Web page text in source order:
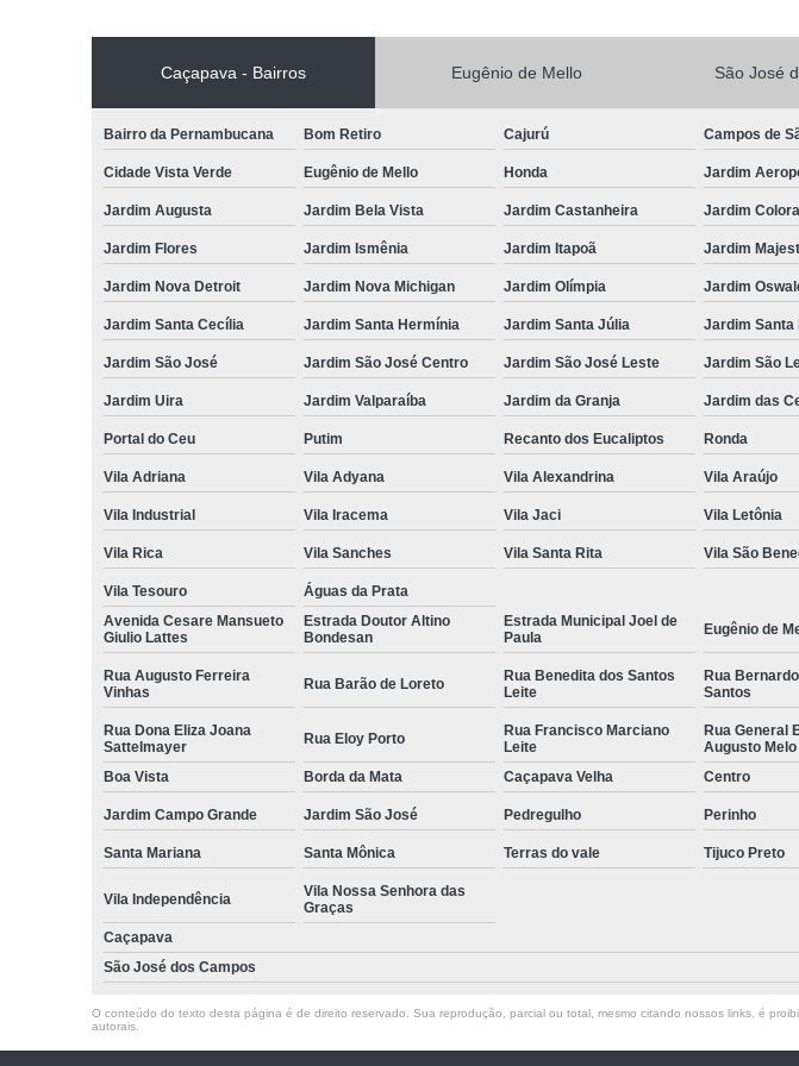
Vacina
Caçapava - Bairros Eugênio de Mello São José
Bairro da Pernambucana Bom Retiro Cajurú Campos de
Cidade Vista Verde Eugênio de Mello Honda Jardim
Jardim Augusta Jardim Bela Vista Jardim Castanheira Jardim
Jardim Flores Jardim Ismênia Jardim Itapoã Jardim
Jardim Nova Detroit Jardim Nova Michigan Jardim Olímpia Jardim
Jardim Santa Cecília Jardim Santa Hermínia Jardim Santa Júlia Jardim Santa
Jardim São José Jardim São José Centro Jardim São José Leste Jardim São
Jardim Uira Jardim Valparaíba Jardim da Granja Jardim das
Portal do Ceu Putim Recanto dos Eucaliptos Ronda
Vila Adriana Vila Adyana Vila Alexandrina Vila Araújo
Vila Industrial Vila Iracema Vila Jaci Vila Letônia
Vila Rica Vila Sanches Vila Santa Rita Vila São
Vila Tesouro
Águas da Prata
Avenida Cesare Mansueto
Giulio Lattes
Estrada Doutor Altino
Bondesan
Estrada Municipal Joel de
Paula
Eugênio de
Rua Augusto Ferreira
Vinhas
Rua Barão de Loreto
Rua Benedita dos Santos
Leite
Rua
Santos
Rua Dona Eliza Joana
Sattelmayer
Rua Eloy Porto
Rua Francisco Marciano
Leite
Rua General
Augusto Melo
Boa Vista Borda da Mata Caçapava Velha Centro
Jardim Campo Grande Jardim São José Pedregulho Perinho
Santa Mariana Santa Mônica Terras do vale Tijuco Preto
Vila Independência
Vila Nossa Senhora das
Graças
Caçapava
São José dos Campos
O conteúdo do texto desta página é de direito reservado. Sua reprodução, parcial ou total, mesmo citando nossos links, é
autorais